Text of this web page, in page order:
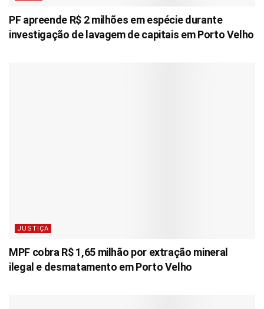
PF apreende R$ 2 milhões em espécie durante
investigação de lavagem de capitais em Porto Velho
JUSTIÇA
MPF cobra R$ 1,65 milhão por extração mineral
ilegal e desmatamento em Porto Velho